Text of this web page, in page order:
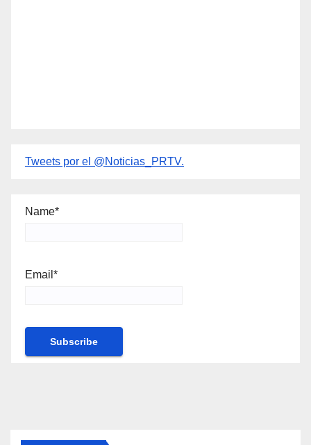
Tweets por el @Noticias_PRTV.
Name*
Email*